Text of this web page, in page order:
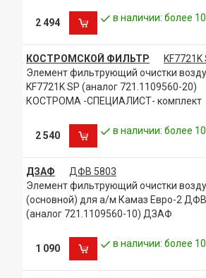
2 494 в наличии: более
КОСТРОМСКОЙ ФИЛЬТР
KF7721K
Элемент фильтрующий очистки
KF7721K SP (аналог 721.1109560-20)
КОСТРОМА -СПЕЦИАЛИСТ- комплект
2 540 в наличии: более
ДЗАФ
ДФВ 5803
Элемент фильтрующий очистки
(основной) для а/м Камаз Евро-2
(аналог 721.1109560-10) ДЗАФ
1 090 в наличии: более